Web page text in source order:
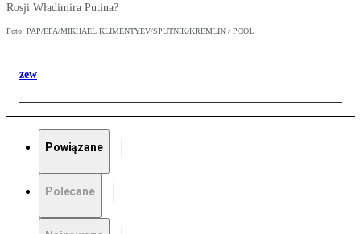
Rosji Władimira Putina?
Foto: PAP/EPA/MIKHAEL KLIMENTYEV/SPUTNIK/KREMLIN / POOL
zew
Powiązane
Polecane